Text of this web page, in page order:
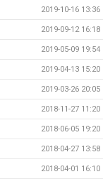
2019-10-16 13:36
2019-09-12 16:18
2019-05-09 19:54
2019-04-13 15:20
2019-03-26 20:05
2018-11-27 11:20
2018-06-05 19:20
2018-04-27 13:58
2018-04-01 16:10